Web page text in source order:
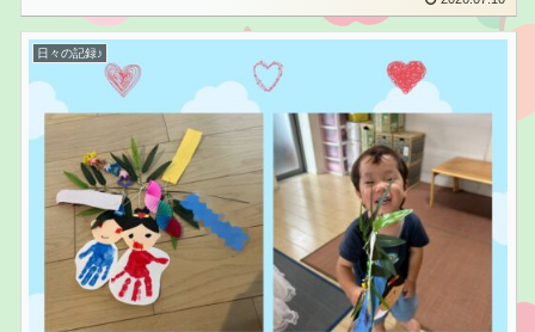
日々の記録♪